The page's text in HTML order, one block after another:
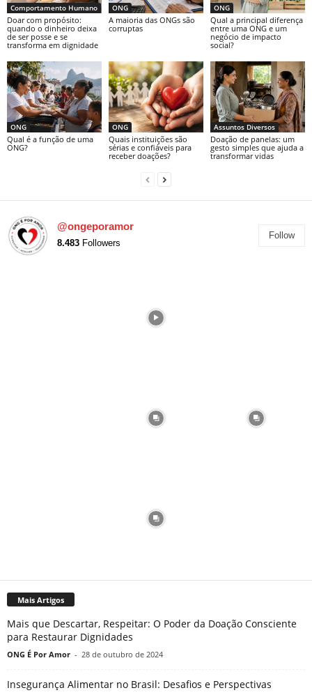
Comportamento Humano
Doar com propósito:
quando o dinheiro deixa
de ser posse e se
transforma em dignidade
ONG
A maioria das ONGs são
corruptas
ONG
Qual a principal diferença
entre uma ONG e um
negócio de impacto
social?
ONG
Qual é a função de uma
ONG?
ONG
Quais instituições são
sérias e confiáveis para
receber doações?
Assuntos Diversos
Doação de panelas: um
gesto simples que ajuda a
transformar vidas
@ongeporamor
8.483 Followers
Follow
Mais Artigos
Mais que Descartar, Respeitar: O Poder da Doação Consciente
para Restaurar Dignidades
ONG É Por Amor - 28 de outubro de 2024
Insegurança Alimentar no Brasil: Desafios e Perspectivas